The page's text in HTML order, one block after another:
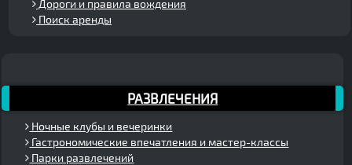
Дороги и правила вождения
Поиск аренды
РАЗВЛЕЧЕНИЯ
Ночные клубы и вечеринки
Гастрономические впечатления и мастер-классы
Парки развлечений